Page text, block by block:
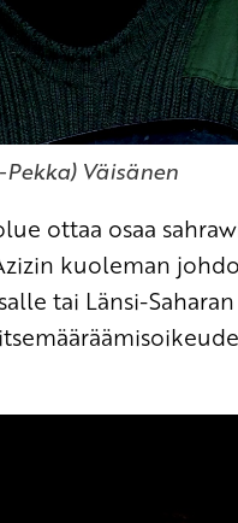
Väisänen
ottaa osaa
kuoleman
tai Länsi-